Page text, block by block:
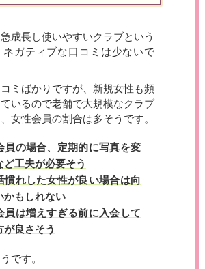
成長し使いやすいクラブという
ネガティブな口コミは少ないで
ミばかりですが、新規女性も頻
いるので老舗で大規模なクラブ
女性会員の割合は多そうです。
員の場合、定期的に写真を変
ど工夫が必要そう
慣れした女性が良い場合は向
かもしれない
員は増えすぎる前に入会して
が良さそう
です。